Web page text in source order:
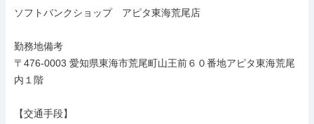
ソフトバンクショップ　アピタ東海荒尾店
勤務地備考
〒476-0003 愛知県東海市荒尾町山王前６０番地アピタ東海荒尾
内１階
【交通手段】